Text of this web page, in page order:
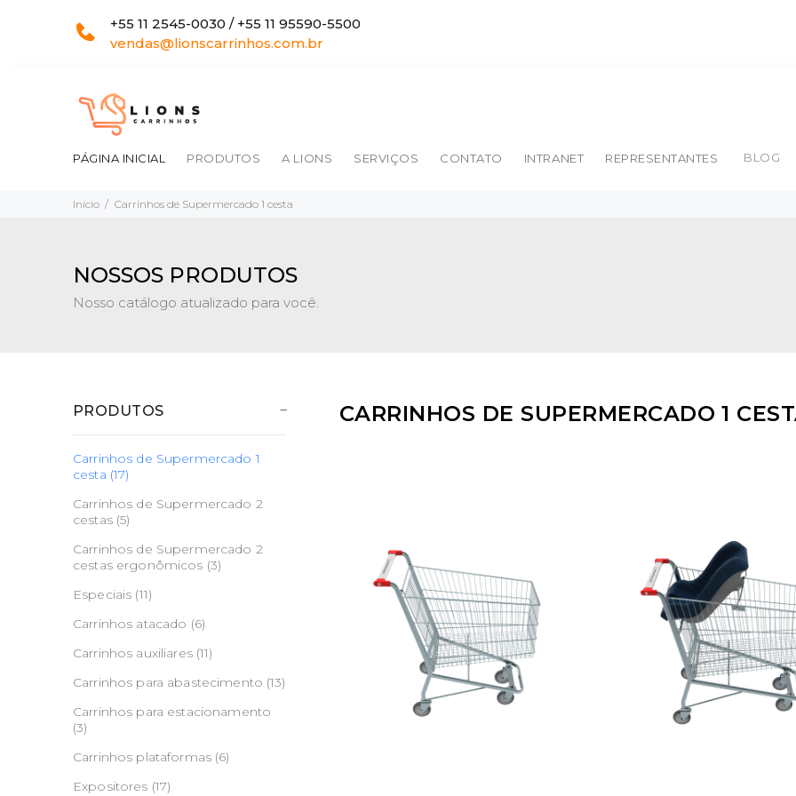
+55 11 2545-0030 / +55 11 95590-5500
vendas@lionscarrinhos.com.br
PÁGINA INICIAL PRODUTOS A LIONS SERVIÇOS CONTATO INTRANET REPRESENTANTES BLOG
Início Carrinhos de Supermercado 1 cesta
NOSSOS PRODUTOS
Nosso catálogo atualizado para você.
PRODUTOS
Carrinhos de Supermercado 1
cesta (17)
Carrinhos de Supermercado 2
cestas (5)
Carrinhos de Supermercado 2
cestas ergonômicos (3)
Especiais (11)
Carrinhos atacado (6)
Carrinhos auxiliares (11)
Carrinhos para abastecimento (13)
Carrinhos para estacionamento
(3)
Carrinhos plataformas (6)
Expositores (17)
CARRINHOS DE SUPERMERCADO 1